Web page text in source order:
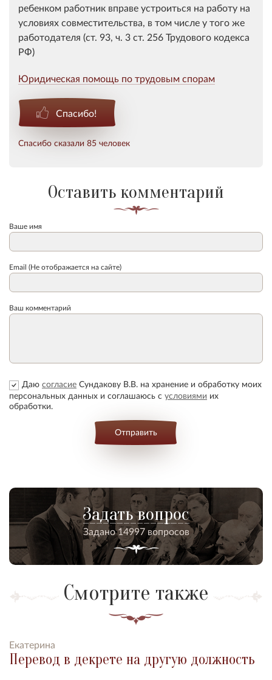
ребенком работник вправе устроиться на работу на
условиях совместительства, в том числе у того же
работодателя (ст. 93, ч. 3 ст. 256 Трудового кодекса
РФ)
Юридическая помощь по трудовым спорам
Спасибо!
Спасибо сказали 85 человек
Оставить комментарий
Ваше имя
Email (Не отображается на сайте)
Ваш комментарий
Даю согласие Сундакову В.В. на хранение и обработку моих
персональных данных и соглашаюсь с условиями их
обработки.
Отправить
Задать вопрос
Задано 14997 вопросов
Смотрите также
Екатерина
Перевод в декрете на другую должность